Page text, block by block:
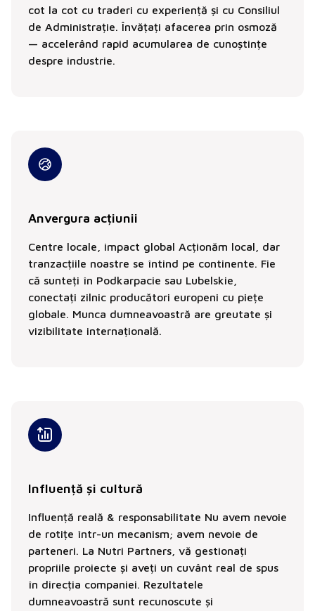
cot la cot cu traderi cu experiență și cu Consiliul
de Administrație. Învățați afacerea prin osmoză
— accelerând rapid acumularea de cunoștințe
despre industrie.
Anvergura acțiunii
Centre locale, impact global Acționăm local, dar
tranzacțiile noastre se întind pe continente. Fie
că sunteți în Podkarpacie sau Lubelskie,
conectați zilnic producători europeni cu piețe
globale. Munca dumneavoastră are greutate și
vizibilitate internațională.
Influență și cultură
Influență reală & responsabilitate Nu avem nevoie
de rotițe într-un mecanism; avem nevoie de
parteneri. La Nutri Partners, vă gestionați
propriile proiecte și aveți un cuvânt real de spus
în direcția companiei. Rezultatele
dumneavoastră sunt recunoscute și